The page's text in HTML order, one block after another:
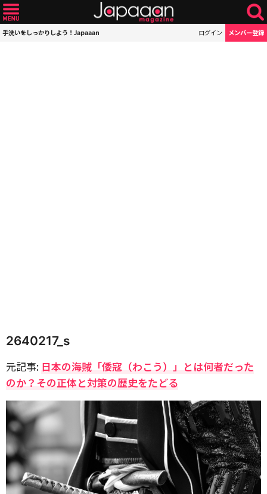
手洗いをしっかりしよう！Japaaan ログイン メンバー登録
2640217_s
元記事: 日本の海賊「倭寇（わこう）」とは何者だった
のか？その正体と対策の歴史をたどる